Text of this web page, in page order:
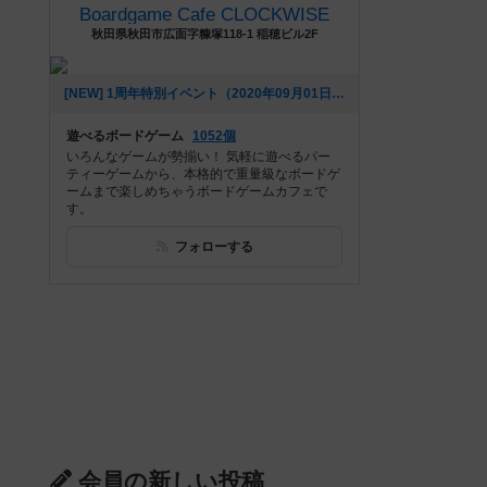
Boardgame Cafe CLOCKWISE
秋田県秋田市広面字糠塚118-1 稲穂ビル2F
[NEW] 1周年特別イベント（2020年09月01日 03時25分）
遊べるボードゲーム
1052個
いろんなゲームが勢揃い！ 気軽に遊べるパー
ティーゲームから、本格的で重量級なボードゲ
ームまで楽しめちゃうボードゲームカフェで
す。
フォローする